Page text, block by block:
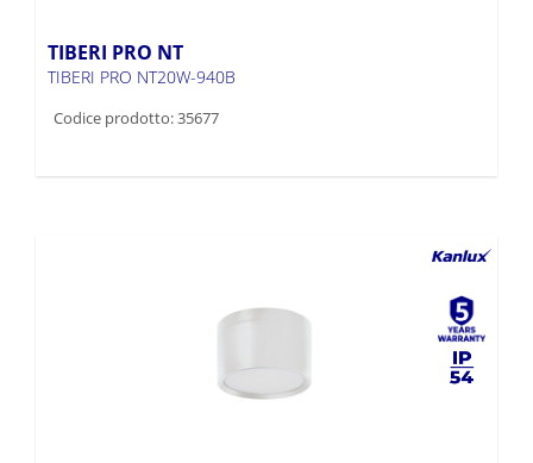
TIBERI PRO NT
TIBERI PRO NT20W-940B
Codice prodotto: 35677